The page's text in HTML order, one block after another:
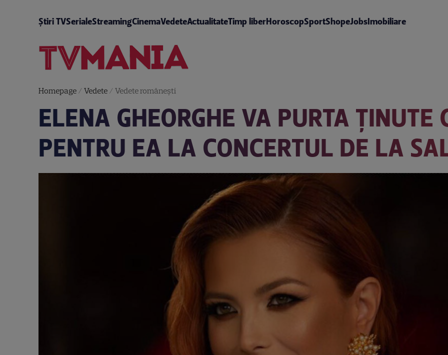
Știri TVSerialeStreamingCinemaVedeteActualitateTimp liberHoroscopSportShopeJobsImobiliare
Homepage/ Vedete/ Vedete româneşti
ELENA GHEORGHE VA PURTA ŢINUTE
PENTRU EA LA CONCERTUL DE LA